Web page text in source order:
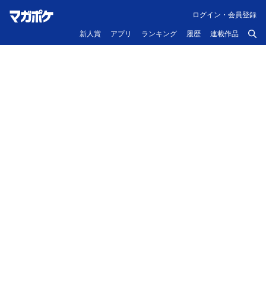
新人賞 アプリ ランキング 履歴 連載作品
ログイン・会員登録